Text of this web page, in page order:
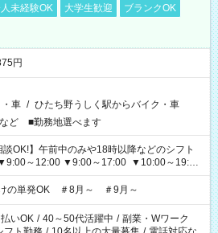
未経験OK 大学生歓迎
ブランクOK
円
車 / ひたち野うしく駅からバイク・車
ど ■勤務地選べます
談OK!】午前中のみや18時以降などのシフト
の単発OK ＃8月～ ＃9月～
払いOK / 40～50代活躍中 / 副業・Wワーク